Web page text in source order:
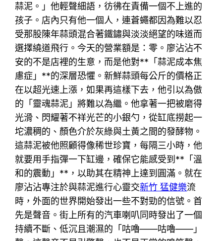
蒜泥。」他輕聲細語，彷彿在責備一個不上進的
孩子。店內只有他一個人，連蒼蠅都因為難以忍
受那股陳年蒜頭混合著鐵鏽與淡淡絕望的味道而
選擇繞道飛行。今天的營業額是：零。廖沾沾不
安的不是店裡的生意，而是他對**「蒜泥成本焦
慮症」**的深層恐懼。新鮮蒜頭每公斤的價格正
在以超光速上漲，如果再這樣下去，他引以為傲
的「靈魂蒜泥」將難以為繼。他拿著一把被磨得
光滑、閃耀著不祥光芒的小銀勺，從缸底撈起一
坨濃稠的、顏色介於灰綠與土黃之間的發酵物。
這蒜泥被他照顧得像稀世珍寶，每隔三小時，他
就要用手指彈一下缸邊，確保它能感受到**「溫
和的震動」**，以助其在精神上達到圓滿。就在
廖沾沾專注於與蒜泥進行心靈交新竹 猛健樂流
時，外面的世界開始發出一些不對勁的信號。首
先是聲音。街上所有的汽車喇叭同時發出了一個
持續不斷、低沉且潮濕的「咕嚕——咕嚕——」